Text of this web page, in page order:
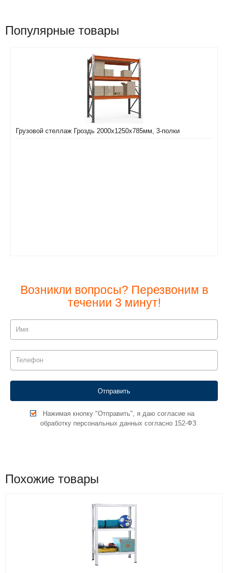
Популярные товары
Грузовой стеллаж Гроздь 2000х1250х785мм, 3-полки
Возникли вопросы? Перезвоним в
течении 3 минут!
Нажимая кнопку "Отправить", я даю согласие на
обработку персональных данных согласно 152-ФЗ
Похожие товары